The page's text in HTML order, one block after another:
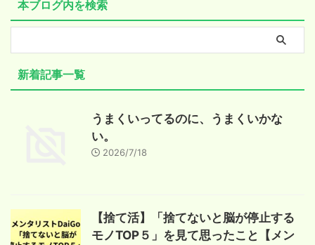
本ブログ内を検索
新着記事一覧
うまくいってるのに、うまくいかな
い。
2026/7/18
【捨て活】「捨てないと脳が停止する
モノTOP５」を見て思ったこと【メン